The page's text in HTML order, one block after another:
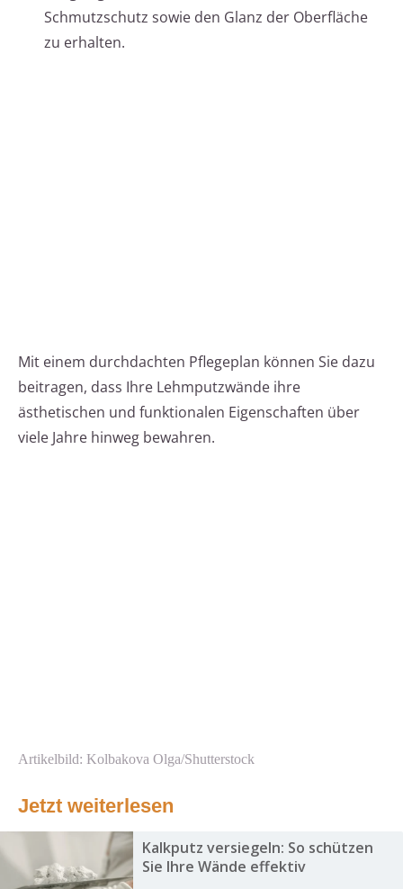
Schmutzschutz sowie den Glanz der Oberfläche
zu erhalten.
Mit einem durchdachten Pflegeplan können Sie dazu
beitragen, dass Ihre Lehmputzwände ihre
ästhetischen und funktionalen Eigenschaften über
viele Jahre hinweg bewahren.
Artikelbild: Kolbakova Olga/Shutterstock
Jetzt weiterlesen
Kalkputz versiegeln: So schützen
Sie Ihre Wände effektiv